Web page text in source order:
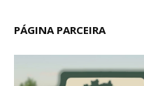
PÁGINA PARCEIRA